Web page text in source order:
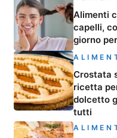
Alimenti
capelli,
giorno
Crostata
ricetta
dolcetto
tutti